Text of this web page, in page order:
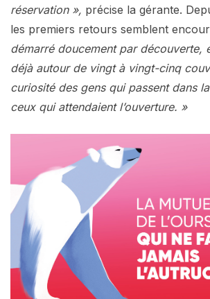
réservation », précise la gérante.
les premiers retours semblent
démarré doucement par découverte,
déjà autour de vingt à vingt-cinq
curiosité des gens qui passent dans
ceux qui attendaient l’ouverture. »